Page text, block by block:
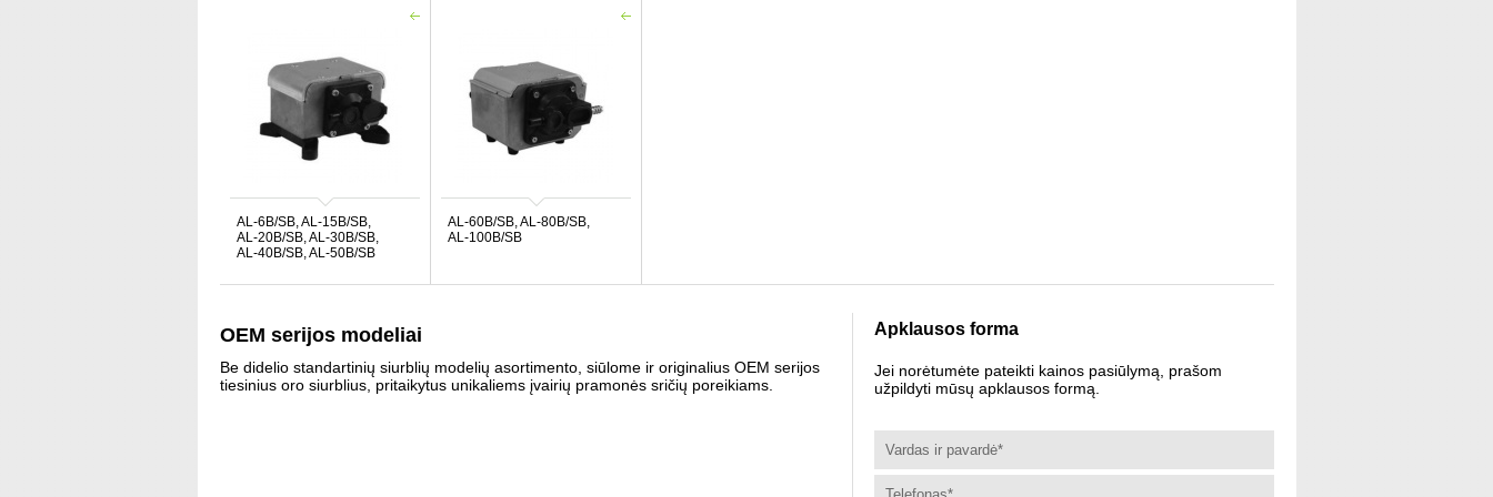
AL-6B/SB, AL-15B/SB,
AL-20B/SB, AL-30B/SB,
AL-40B/SB, AL-50B/SB
AL-60B/SB, AL-80B/SB,
AL-100B/SB
OEM serijos modeliai
Be didelio standartinių siurblių modelių asortimento, siūlome ir originalius OEM serijos
tiesinius oro siurblius, pritaikytus unikaliems įvairių pramonės sričių poreikiams.
Apklausos forma
Jei norėtumėte pateikti kainos pasiūlymą, prašom
užpildyti mūsų apklausos formą.